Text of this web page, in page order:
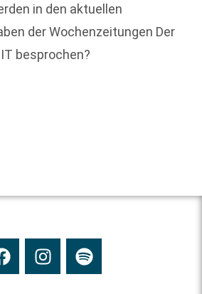
in den aktuellen
der Wochenzeitungen Der
besprochen?